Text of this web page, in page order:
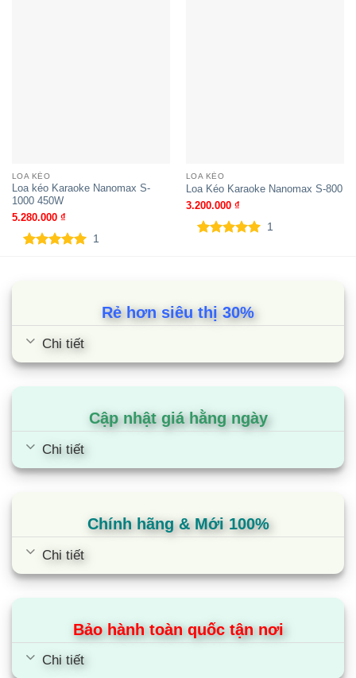
LOA KÉO
Loa kéo Karaoke Nanomax S-
1000 450W
5.280.000 ₫
1
LOA KÉO
Loa Kéo Karaoke Nanomax S-800
3.200.000 ₫
1
Rẻ hơn siêu thị 30%
Chi tiết
Cập nhật giá hằng ngày
Chi tiết
Chính hãng & Mới 100%
Chi tiết
Bảo hành toàn quốc tận nơi
Chi tiết